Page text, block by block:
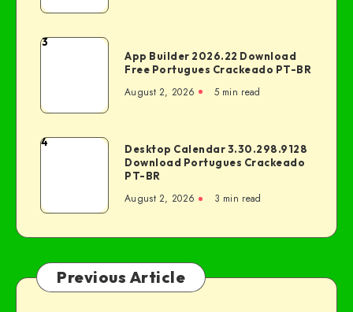
3
App Builder 2026.22 Download
Free Portugues Crackeado PT-BR
August 2, 2026 5 min read
4
Desktop Calendar 3.30.298.9128
Download Portugues Crackeado
PT-BR
August 2, 2026 3 min read
Previous Article